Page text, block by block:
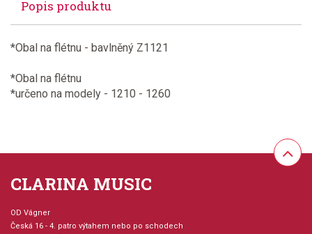
Popis produktu
*Obal na flétnu - bavlněný Z1121
*Obal na flétnu
*určeno na modely - 1210 - 1260
CLARINA MUSIC
OD Vágner
Česká 16 - 4. patro výtahem nebo po schodech